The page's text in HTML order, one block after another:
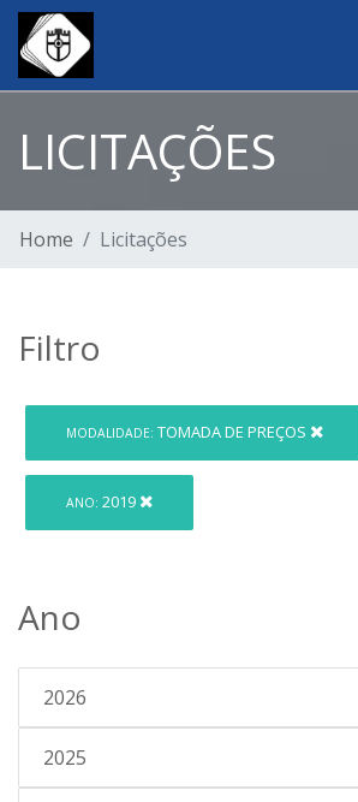
LICITAÇÕES
Home Licitações
Filtro
MODALIDADE: TOMADA DE PREÇOS
ANO: 2019
Ano
2026
2025